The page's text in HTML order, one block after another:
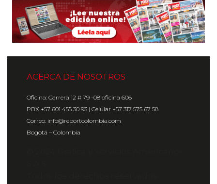
ACERCA DE NOSOTROS
Oficina: Carrera 12 # 79 -08 oficina 606
PBX +57 601 455 30 93 | Celular +57 317 575 67 58
Correo: info@reportcolombia.com
Bogotá – Colombia